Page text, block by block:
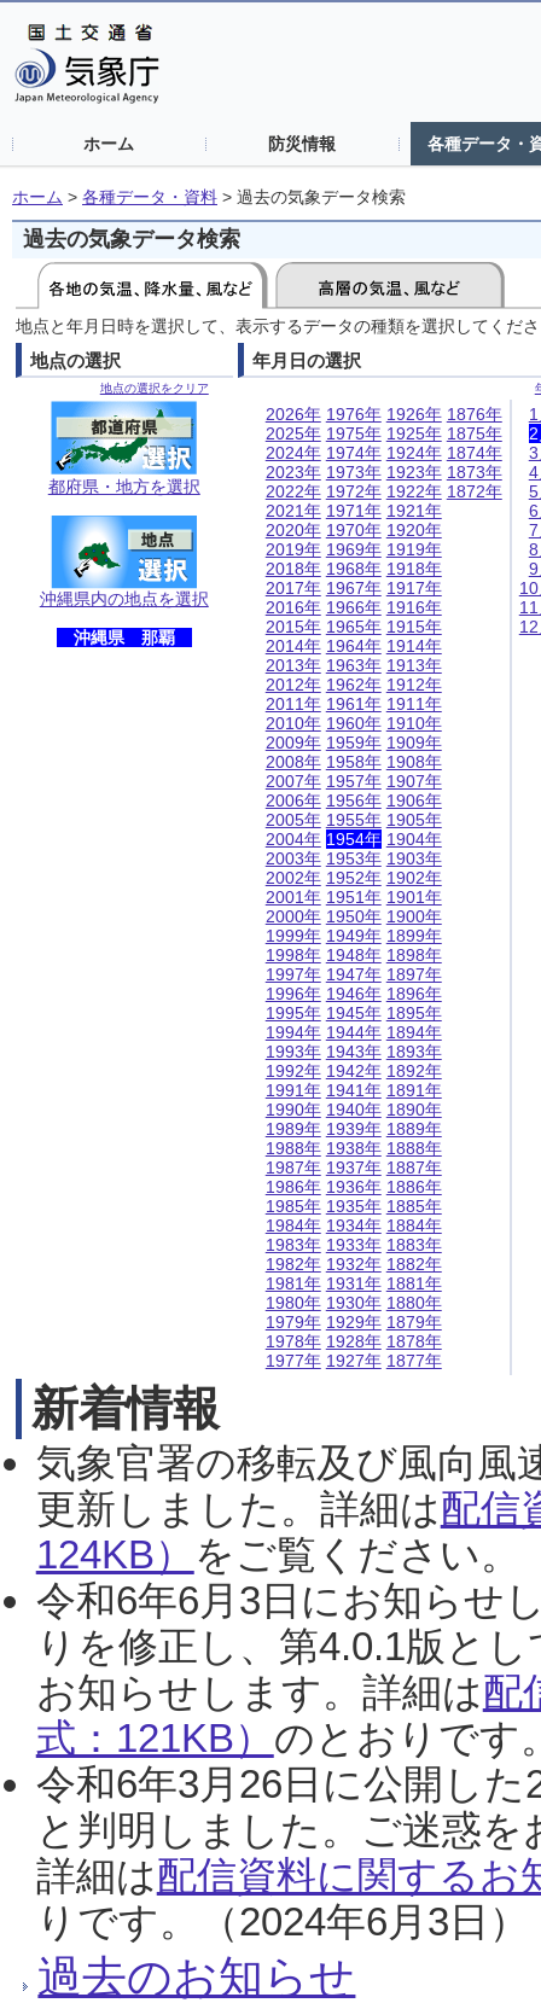
ホーム 防災情報 各種データ・
ホーム > 各種データ・資料 > 過去の気象データ検索
過去の気象データ検索
地点と年月日時を選択して、表示するデータの種類を選択してくだ
地点の選択
地点の選択をクリア
都府県・地方を選択
沖縄県内の地点を選択
沖縄県 那覇
年月日の選択
2026年
2025年
2024年
2023年
2022年
2021年
2020年
2019年
2018年
2017年
2016年
2015年
2014年
2013年
2012年
2011年
2010年
2009年
2008年
2007年
2006年
2005年
2004年
2003年
2002年
2001年
2000年
1999年
1998年
1997年
1996年
1995年
1994年
1993年
1992年
1991年
1990年
1989年
1988年
1987年
1986年
1985年
1984年
1983年
1982年
1981年
1980年
1979年
1978年
1977年
1976年
1975年
1974年
1973年
1972年
1971年
1970年
1969年
1968年
1967年
1966年
1965年
1964年
1963年
1962年
1961年
1960年
1959年
1958年
1957年
1956年
1955年
1954年
1953年
1952年
1951年
1950年
1949年
1948年
1947年
1946年
1945年
1944年
1943年
1942年
1941年
1940年
1939年
1938年
1937年
1936年
1935年
1934年
1933年
1932年
1931年
1930年
1929年
1928年
1927年
1926年
1925年
1924年
1923年
1922年
1921年
1920年
1919年
1918年
1917年
1916年
1915年
1914年
1913年
1912年
1911年
1910年
1909年
1908年
1907年
1906年
1905年
1904年
1903年
1902年
1901年
1900年
1899年
1898年
1897年
1896年
1895年
1894年
1893年
1892年
1891年
1890年
1889年
1888年
1887年
1886年
1885年
1884年
1883年
1882年
1881年
1880年
1879年
1878年
1877年
1876年
1875年
1874年
1873年
1872年
新着情報
気象官署の移転及び風向風
更新しました。詳細は配信
124KB） をご覧ください。
令和6年6月3日にお知らせ
りを修正し、第4.0.1版と
お知らせします。詳細は配
式：121KB） のとおりです
令和6年3月26日に公開し
と判明しました。ご迷惑
詳細は配信資料に関するお
りです。（2024年6月3日）
過去のお知らせ